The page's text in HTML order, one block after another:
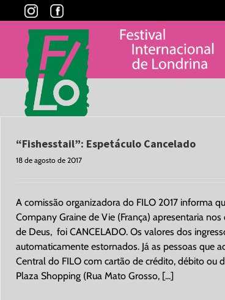
to
content
“Fishesstail”: Espetáculo Cancelado
18 de agosto de 2017
A comissão organizadora do FILO 2017 informa
Company Graine de Vie (França) apresentaria
de Deus, foi CANCELADO. Os valores dos
automaticamente estornados. Já as pessoas que
Central do FILO com cartão de crédito, débito ou
Plaza Shopping (Rua Mato Grosso, [...]